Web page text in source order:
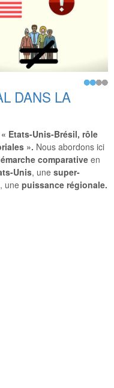
DANS LA
« Etats-Unis-Brésil, rôle
». Nous abordons ici
comparative en
Unis, unesuper-
, unepuissance régionale.